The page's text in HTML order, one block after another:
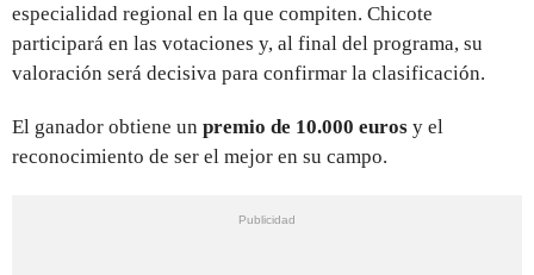
especialidad regional en la que compiten. Chicote
participará en las votaciones y, al final del programa, su
valoración será decisiva para confirmar la clasificación.
El ganador obtiene un premio de 10.000 euros y el
reconocimiento de ser el mejor en su campo.